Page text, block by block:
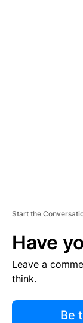
Start the
Have
Leave a
think.
Be